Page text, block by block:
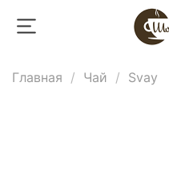
Главная Чай Svay